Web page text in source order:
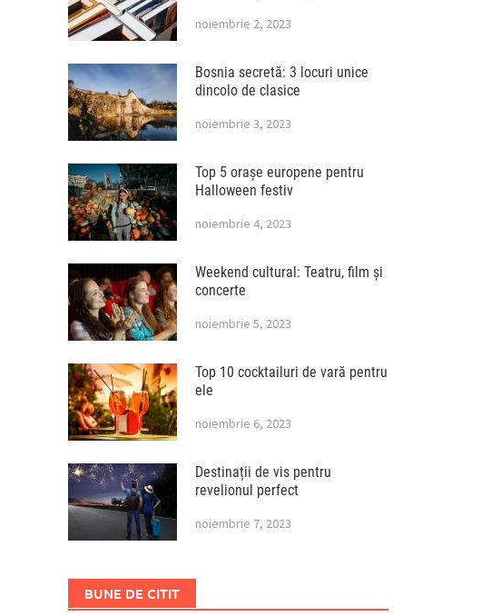
noiembrie 2, 2023
Bosnia secretă: 3 locuri unice
dincolo de clasice
noiembrie 3, 2023
Top 5 orașe europene pentru
Halloween festiv
noiembrie 4, 2023
Weekend cultural: Teatru, film și
concerte
noiembrie 5, 2023
Top 10 cocktailuri de vară pentru
ele
noiembrie 6, 2023
Destinații de vis pentru
revelionul perfect
noiembrie 7, 2023
BUNE DE CITIT